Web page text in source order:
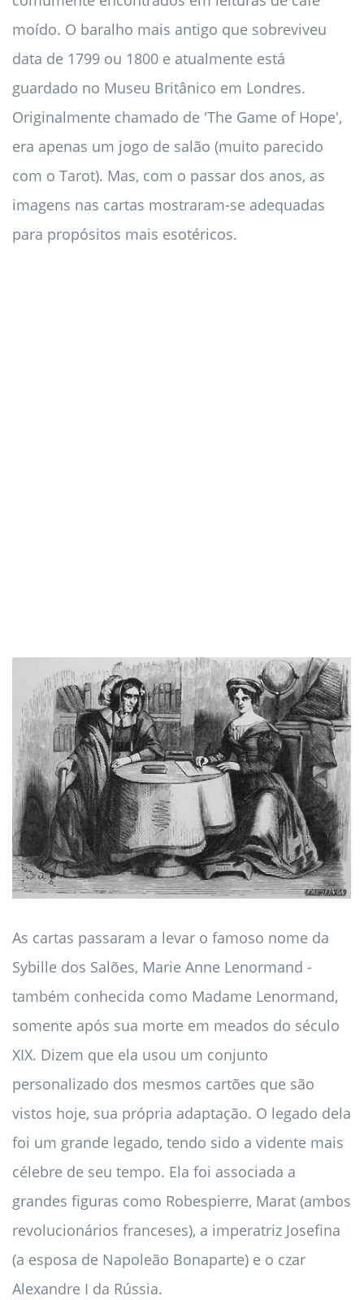
moído. O baralho mais antigo que sobreviveu
data de 1799 ou 1800 e atualmente está
guardado no Museu Britânico em Londres.
Originalmente chamado de 'The Game of Hope',
era apenas um jogo de salão (muito parecido
com o Tarot). Mas, com o passar dos anos, as
imagens nas cartas mostraram-se adequadas
para propósitos mais esotéricos.
As cartas passaram a levar o famoso nome da
Sybille dos Salões, Marie Anne Lenormand -
também conhecida como Madame Lenormand,
somente após sua morte em meados do século
XIX. Dizem que ela usou um conjunto
personalizado dos mesmos cartões que são
vistos hoje, sua própria adaptação. O legado dela
foi um grande legado, tendo sido a vidente mais
célebre de seu tempo. Ela foi associada a
grandes figuras como Robespierre, Marat (ambos
revolucionários franceses), a imperatriz Josefina
(a esposa de Napoleão Bonaparte) e o czar
Alexandre I da Rússia.